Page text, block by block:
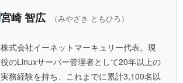
宮崎 智広 （みやざき ともひろ）
株式会社イーネットマーキュリー代表。現
役のLinuxサーバー管理者として20年以上の
実務経験を持ち、これまでに累計3,100名以